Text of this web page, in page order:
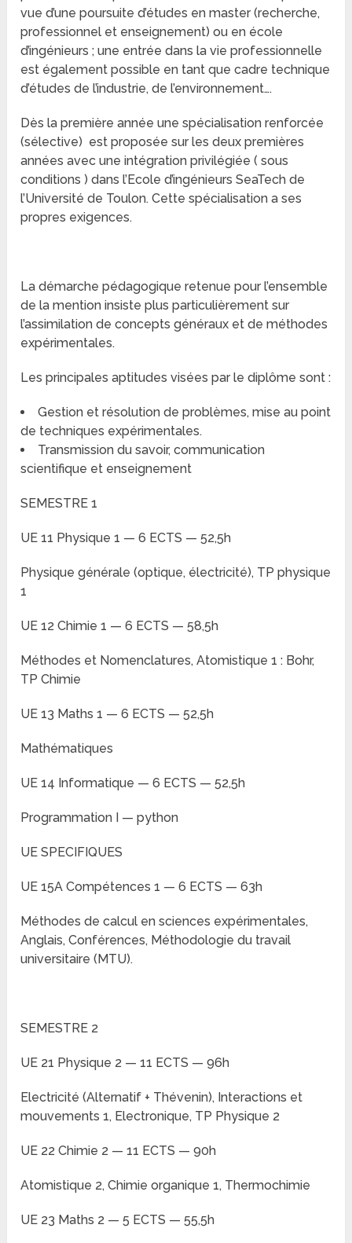
vue d’une poursuite d’études en master (recherche,
professionnel et enseignement) ou en école
d’ingénieurs ; une entrée dans la vie professionnelle
est également possible en tant que cadre technique
d’études de l’industrie, de l’environnement….
Dès la première année une spécialisation renforcée
(sélective) est proposée sur les deux premières
années avec une intégration privilégiée ( sous
conditions ) dans l’Ecole d’ingénieurs SeaTech de
l’Université de Toulon. Cette spécialisation a ses
propres exigences.
La démarche pédagogique retenue pour l’ensemble
de la mention insiste plus particulièrement sur
l’assimilation de concepts généraux et de méthodes
expérimentales.
Les principales aptitudes visées par le diplôme sont :
Gestion et résolution de problèmes, mise au point
de techniques expérimentales.
Transmission du savoir, communication
scientifique et enseignement
SEMESTRE 1
UE 11 Physique 1 — 6 ECTS — 52,5h
Physique générale (optique, électricité), TP physique
1
UE 12 Chimie 1 — 6 ECTS — 58,5h
Méthodes et Nomenclatures, Atomistique 1 : Bohr,
TP Chimie
UE 13 Maths 1 — 6 ECTS — 52,5h
Mathématiques
UE 14 Informatique — 6 ECTS — 52,5h
Programmation I — python
UE SPECIFIQUES
UE 15A Compétences 1 — 6 ECTS — 63h
Méthodes de calcul en sciences expérimentales,
Anglais, Conférences, Méthodologie du travail
universitaire (MTU).
SEMESTRE 2
UE 21 Physique 2 — 11 ECTS — 96h
Electricité (Alternatif + Thévenin), Interactions et
mouvements 1, Electronique, TP Physique 2
UE 22 Chimie 2 — 11 ECTS — 90h
Atomistique 2, Chimie organique 1, Thermochimie
UE 23 Maths 2 — 5 ECTS — 55,5h